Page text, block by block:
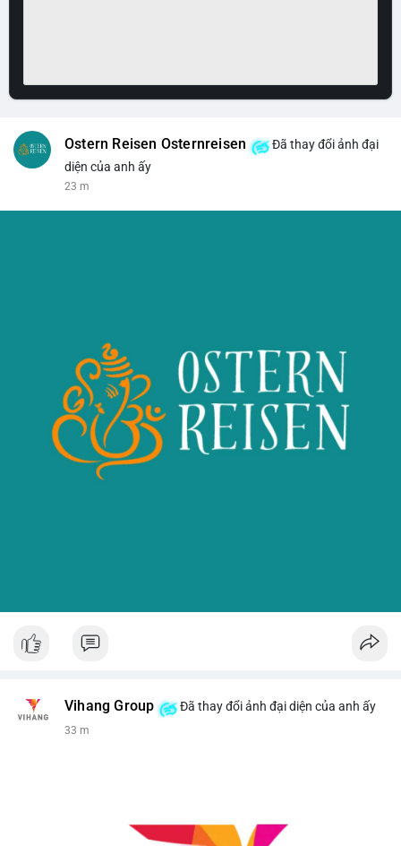
Ostern Reisen Osternreisen
Đã thay đổi ảnh đại
diện của anh ấy
24 m
Vihang Group Đã thay đổi ảnh đại diện của anh ấy
33 m